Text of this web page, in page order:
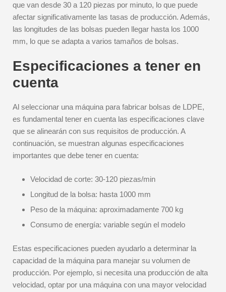
que van desde 30 a 120 piezas por minuto, lo que puede
afectar significativamente las tasas de producción. Además,
las longitudes de las bolsas pueden llegar hasta los 1000
mm, lo que se adapta a varios tamaños de bolsas.
Especificaciones a tener en
cuenta
Al seleccionar una máquina para fabricar bolsas de LDPE,
es fundamental tener en cuenta las especificaciones clave
que se alinearán con sus requisitos de producción. A
continuación, se muestran algunas especificaciones
importantes que debe tener en cuenta:
Velocidad de corte: 30-120 piezas/min
Longitud de la bolsa: hasta 1000 mm
Peso de la máquina: aproximadamente 700 kg
Consumo de energía: variable según el modelo
Estas especificaciones pueden ayudarlo a determinar la
capacidad de la máquina para manejar su volumen de
producción. Por ejemplo, si necesita una producción de alta
velocidad, optar por una máquina con una mayor velocidad